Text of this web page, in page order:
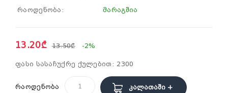
რაოდენობა:
მარაგშია
13.20₾ 13.50₾-2%
ფასი სასაჩუქრე ქულებით: 2300
რაოდენობა Კალათაში +